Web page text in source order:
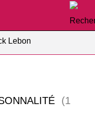
Lebon
(1